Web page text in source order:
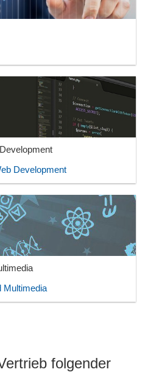
Development
Multimedia
folgender